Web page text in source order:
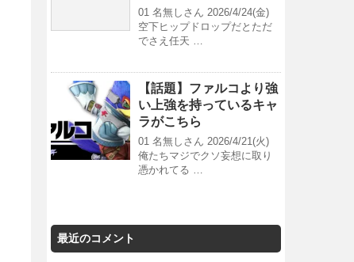
01 名無しさん 2026/4/24(金)
空下ヒップドロップだとただ
でさえ任天 …
【話題】ファルコより強
い上強を持っているキャ
ラがこちら
01 名無しさん 2026/4/21(火)
俺たちマジでクソ妄想に取り
憑かれてる …
最近のコメント